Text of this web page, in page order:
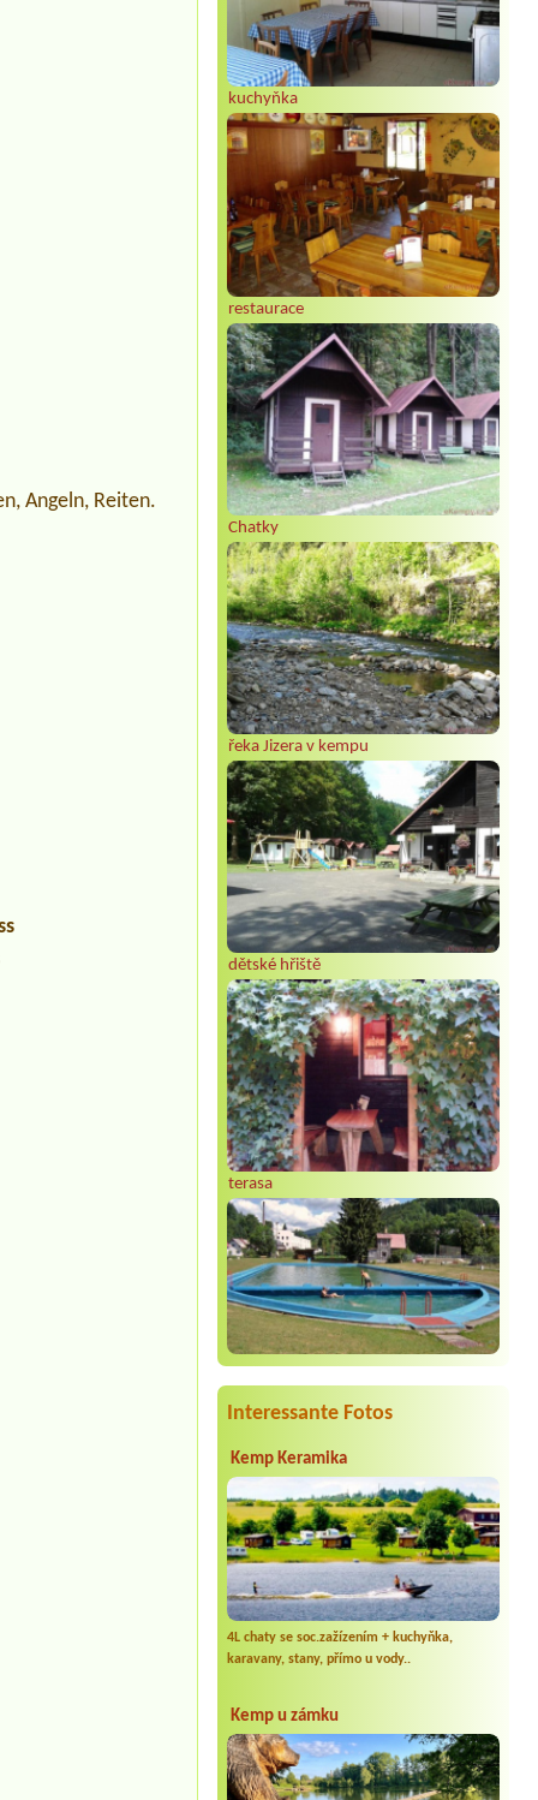
kuchyňka
restaurace
Chatky
řeka Jizera v kempu
dětské hřiště
terasa
Interessante Fotos
Kemp Keramika
4L chaty se soc.zažízením + kuchyňka,
karavany, stany, přímo u vody..
Kemp u zámku
Angeln, Reiten.